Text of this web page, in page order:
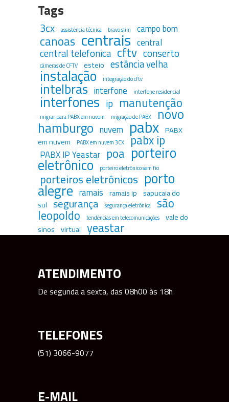
Tags
3cx assistência técnica bravo slim campo bom
canoas centrais central
central telefonica cftv conserto
câmeras de CFTV esteio estância velha
instalação integração do cftv
intelbras interfone interfone residencial
interfones ip manutenção
migrar para PABX em nuvem migração de PABX novo
hamburgo nuvem pabx PABX
em nuvem
PABX em nuvem 3CX pabx ip
PABX IP Yeastar poa porteiro
eletrônico porteiro eletrônico sem fio
porteiros eletrônicos porto
alegre ramais ramais ip
sapucaia do
sul
segurança segurança eletrônica são
leopoldo tendências em telecomunicações
vale do
sinos virtual yeastar
ATENDIMENTO
De segunda a sexta, das 08h00 às 18h
TELEFONES
(51) 3066-9077
E-MAIL